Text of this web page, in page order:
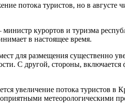
потока туристов, но в
курортов и туризма
в настоящее время.
для размещения существенно
С другой, стороны,
увеличение потока туристов в
метеорологическими